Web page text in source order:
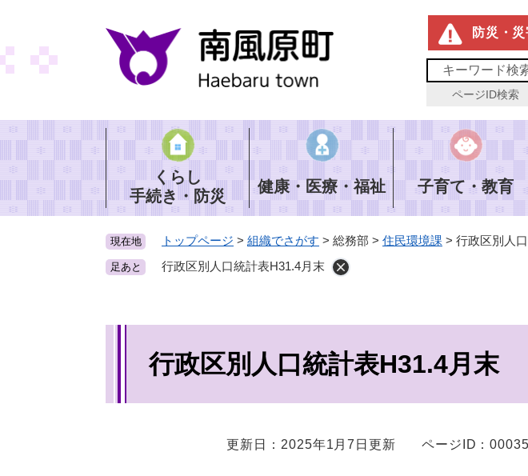
ジ
の
で
す
。
防災・災
キーワード検
ページID検索
くらし
手続き・防災
健康・医療・福祉 子育て・教育
現在地 トップページ > 組織でさがす > 総務部 > 住民環境課 > 行政区別人
足あと 行政区別人口統計表H31.4月末
行政区別人口統計表H31.4月末
更新日：2025年1月7日更新 ページID：